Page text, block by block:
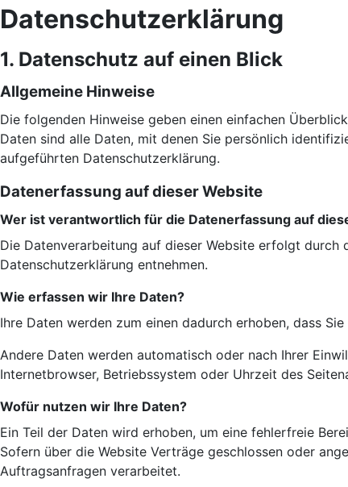
Datenschutz­erklärung
1. Datenschutz auf einen Blick
Allgemeine Hinweise
Die folgenden Hinweise geben einen einfachen
Daten sind alle Daten, mit denen Sie persönlich
aufgeführten Datenschutzerklärung.
Datenerfassung auf dieser Website
Wer ist verantwortlich für die Datenerfassung auf
Die Datenverarbeitung auf dieser Website erfolgt durch
Datenschutzerklärung entnehmen.
Wie erfassen wir Ihre Daten?
Ihre Daten werden zum einen dadurch erhoben, dass
Andere Daten werden automatisch oder nach Ihrer
Internetbrowser, Betriebssystem oder Uhrzeit des
Wofür nutzen wir Ihre Daten?
Ein Teil der Daten wird erhoben, um eine fehlerfreie
Sofern über die Website Verträge geschlossen oder
Auftragsanfragen verarbeitet.